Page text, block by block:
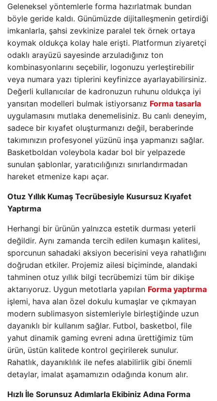
Geleneksel yöntemlerle forma hazırlatmak bundan
böyle geride kaldı. Günümüzde dijitalleşmenin getirdiği
imkanlarla, şahsi zevkinize paralel tek örnek ortaya
koymak oldukça kolay hale erişti. Platformun ziyaretçi
odaklı arayüzü sayesinde arzuladığınız ton
kombinasyonlarını seçebilir, logonuzu yerleştirebilir
veya numara yazı tiplerini keyfinizce ayarlayabilirsiniz.
Değerli kullanıcılar de kadronuzun ruhunu oldukça iyi
yansıtan modelleri bulmak istiyorsanız Forma tasarla
uygulamasını mutlaka denemelisiniz. Bu canlı deneyim,
sadece bir kıyafet oluşturmanızı değil, beraberinde
takımınızın profesyonel yüzünü inşa yapmanızı sağlar.
Basketboldan voleybola kadar bol bir yelpazede
sunulan şablonlar, yaratıcılığınızı sınırlandırmadan
hareket etmenize kapı açar.
Otuz Yıllık Kumaş Tecrübesiyle Kusursuz Kıyafet
Yaptırma
Herhangi bir ürünün yalnızca estetik durması yeterli
değildir. Aynı zamanda tercih edilen kumaşın kalitesi,
sporcunun sahadaki aksiyon becerisini veya rahatlığını
doğrudan etkiler. Projemiz ailesi biçiminde, alandaki
tahminen otuz yıllık bilgi tecrübemizi tüm bir dikişe
aktarıyoruz. Uygun metotlarla yapılan Forma yaptırma
işlemi, hava alan özel dokulu kumaşlar ve çıkmayan
modern sublimasyon sistemleriyle birleştiğinde uzun
dayanıklı bir kullanım sağlar. Futbol, basketbol, file
yahut dinamik gaming evreni adına ürettiğimiz tüm
ürün, üstün kalitede kontrol geçirilerek sunulur.
Rahatlık, dayanıklılık ile nefes alabilirlik gibi önemli
detaylar, imalat aşamamızın odağında konum alır.
Hızlı İle Sorunsuz Adımlarla Ekibiniz Adına Forma